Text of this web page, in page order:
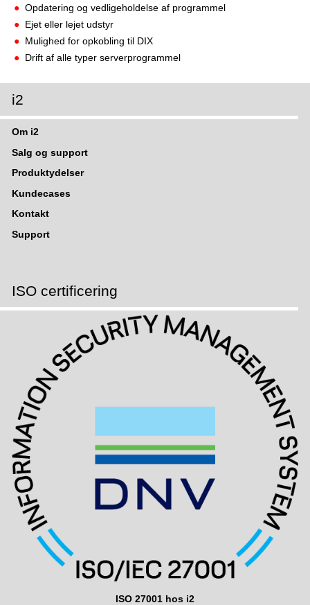
Opdatering og vedligeholdelse af programmel
Ejet eller lejet udstyr
Mulighed for opkobling til DIX
Drift af alle typer serverprogrammel
i2
Om i2
Salg og support
Produktydelser
Kundecases
Kontakt
Support
ISO certificering
ISO 27001 hos i2